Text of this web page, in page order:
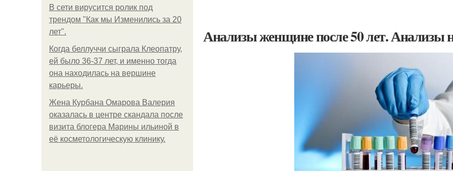
В сети вирусится ролик под
трендом "Как мы Изменились за 20
лет".
Когда беллуччи сыграла Клеопатру,
ей было 36-37 лет, и именно тогда
она находилась на вершине
карьеры.
Жена Курбана Омарова Валерия
оказалась в центре скандала после
визита блогера Марины ильиной в
её косметологическую клинику.
Анализы женщине после 50 лет. Анализы